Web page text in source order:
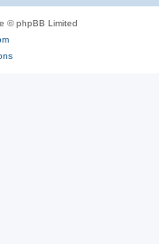
© phpBB Limited